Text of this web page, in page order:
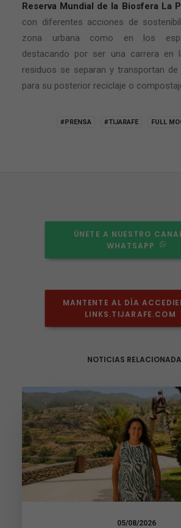
Reserva Mundial de la Biosfera La
con diferentes acciones de
zona urbana como en los
destacando por ser una carrera en
residuos se separan y transportan de
para su posterior reciclaje o
#PRENSA #TIJARAFE FULL
ÚNETE A NUESTRO
WHATSAPP
MANTENTE AL DÍA
LINKS.TIJARAFE.COM
NOTICIAS
05/08/2026
son
para
Para
y
de la
base